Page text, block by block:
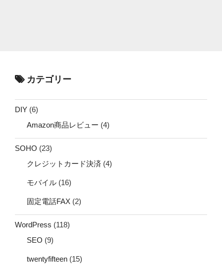
カテゴリー
DIY (6)
Amazon商品レビュー (4)
SOHO (23)
クレジットカード決済 (4)
モバイル (16)
固定電話FAX (2)
WordPress (118)
SEO (9)
twentyfifteen (15)